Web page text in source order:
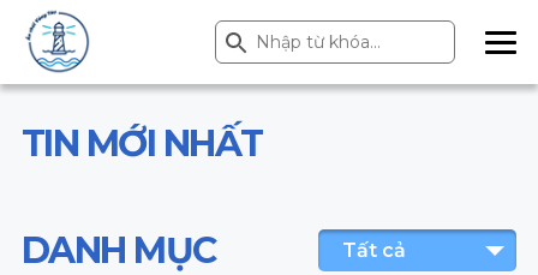
Search
for:
Search Button
ME
NU
TIN MỚI NHẤT
DANH MỤC Tất cả